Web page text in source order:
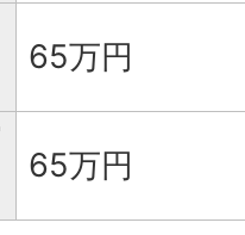
65万円
65万円